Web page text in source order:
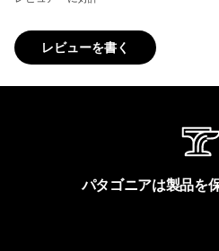
レビューを書く
パタゴニアは製品を